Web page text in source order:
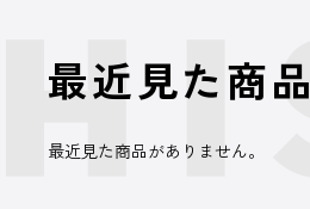
最近見た商品
最近見た商品がありません。